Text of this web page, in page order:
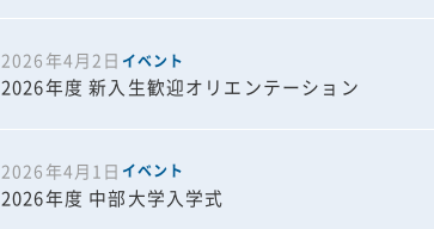
2026年4月2日 イベント
2026年度 新入生歓迎オリエンテーション
2026年4月1日 イベント
2026年度 中部大学入学式